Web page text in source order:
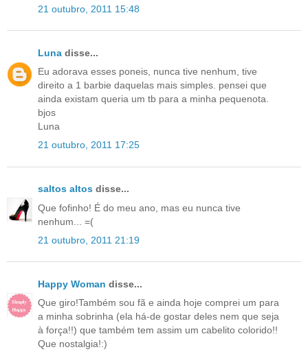
21 outubro, 2011 15:48
Luna disse...
Eu adorava esses poneis, nunca tive nenhum, tive
direito a 1 barbie daquelas mais simples. pensei que
ainda existam queria um tb para a minha pequenota.
bjos
Luna
21 outubro, 2011 17:25
saltos altos disse...
Que fofinho! É do meu ano, mas eu nunca tive
nenhum... =(
21 outubro, 2011 21:19
Happy Woman disse...
Que giro!Também sou fã e ainda hoje comprei um para
a minha sobrinha (ela há-de gostar deles nem que seja
à força!!) que também tem assim um cabelito colorido!!
Que nostalgia!:)